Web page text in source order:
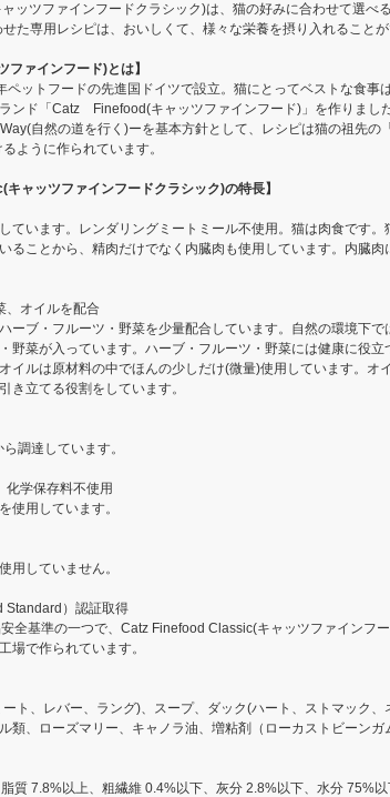
ッツファインフードクラシック)は、猫の好みに合わせて選べ
た専用レシピは、おいしくて、様々な栄養を摂り入れることが
ファインフード)とは】
ペットフードの先進国ドイツで設立。猫にとってベストな食事
ンド「Catz Finefood(キャッツファインフード)」を作りました
自然の道を行く)ーを基本方針として、レシピは猫の祖先の
ように作られています。
ャッツファインフードクラシック)の特長】
ています。レンダリングミートミール不使用。猫は肉食です
ることから、精肉だけでなく内臓肉も使用しています。内臓
、オイルを配合
ーブ・フルーツ・野菜を少量配合しています。自然の環境下
野菜が入っています。ハーブ・フルーツ・野菜には健康に役立
イルは原材料の中でほんの少しだけ(微量)使用しています。オ
き立てる役割をしています。
調達しています。
化学保存料不使用
使用しています。
用していません。
Standard）認証取得
安全基準の一つで、Catz Finefood Classic(キャッツファインフ
場で作られています。
ト、レバー、ラング)、スープ、ダック(ハート、ストマック、
類、ローズマリー、キャノラ油、増粘剤（ローカストビーンガ
質 7.8%以上、粗繊維 0.4%以下、灰分 2.8%以下、水分 75%